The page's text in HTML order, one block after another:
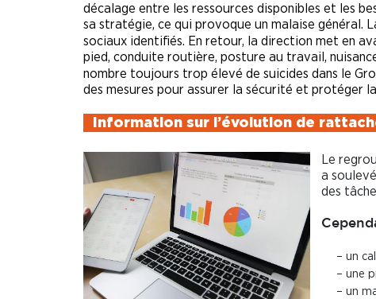
décalage entre les ressources disponibles et les
sa stratégie, ce qui provoque un malaise général.
sociaux identifiés. En retour, la direction met en
pied, conduite routière, posture au travail,
nombre toujours trop élevé de suicides dans le
des mesures pour assurer la sécurité et protéger
Information sur l’évolution de
Le
a
des
– un
– une
– un